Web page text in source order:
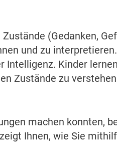
(Gedanken,
und zu
Intelligenz. Kinder
Zustände zu
machen konnten,
Ihnen, wie Sie